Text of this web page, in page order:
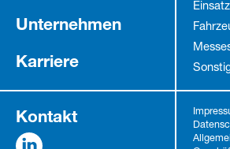
Unternehmen
Karriere
Kontakt